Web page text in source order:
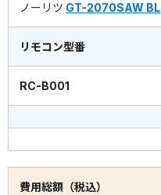
ノーリツ GT-2070SAW BL
リモコン型番
RC-B001
費用総額（税込）